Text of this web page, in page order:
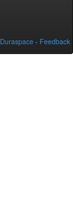
Duraspace - Feedback